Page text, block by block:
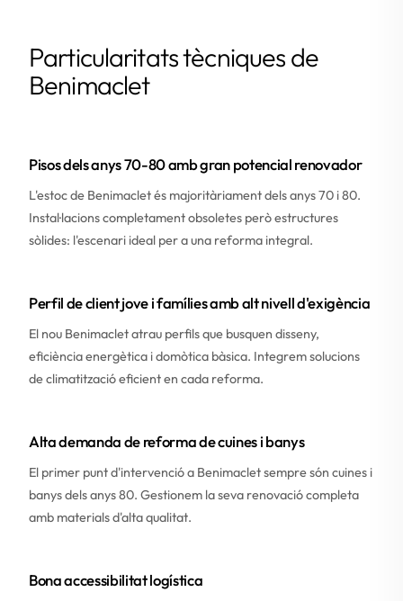
Particularitats tècniques de
Benimaclet
Pisos dels anys 70-80 amb gran potencial renovador
L'estoc de Benimaclet és majoritàriament dels anys 70 i 80.
Instal·lacions completament obsoletes però estructures
sòlides: l'escenari ideal per a una reforma integral.
Perfil de client jove i famílies amb alt nivell d'exigència
El nou Benimaclet atrau perfils que busquen disseny,
eficiència energètica i domòtica bàsica. Integrem solucions
de climatització eficient en cada reforma.
Alta demanda de reforma de cuines i banys
El primer punt d'intervenció a Benimaclet sempre són cuines i
banys dels anys 80. Gestionem la seva renovació completa
amb materials d'alta qualitat.
Bona accessibilitat logística